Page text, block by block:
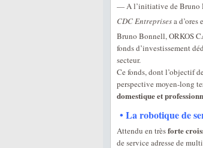
— A l’initiative de Bruno
CDC Entreprisesa
Bruno Bonnell, ORKOS
fonds d’investissement
secteur.
Ce fonds, dont l’objectif
perspective moyen-long
domestique et
• La robotique de
Attendu en trèsforte
de service adresse de